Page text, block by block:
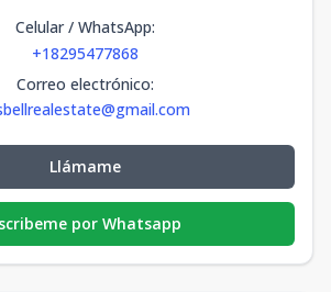
Celular / WhatsApp:
+18295477868
Correo electrónico:
Llámame
por Whatsapp